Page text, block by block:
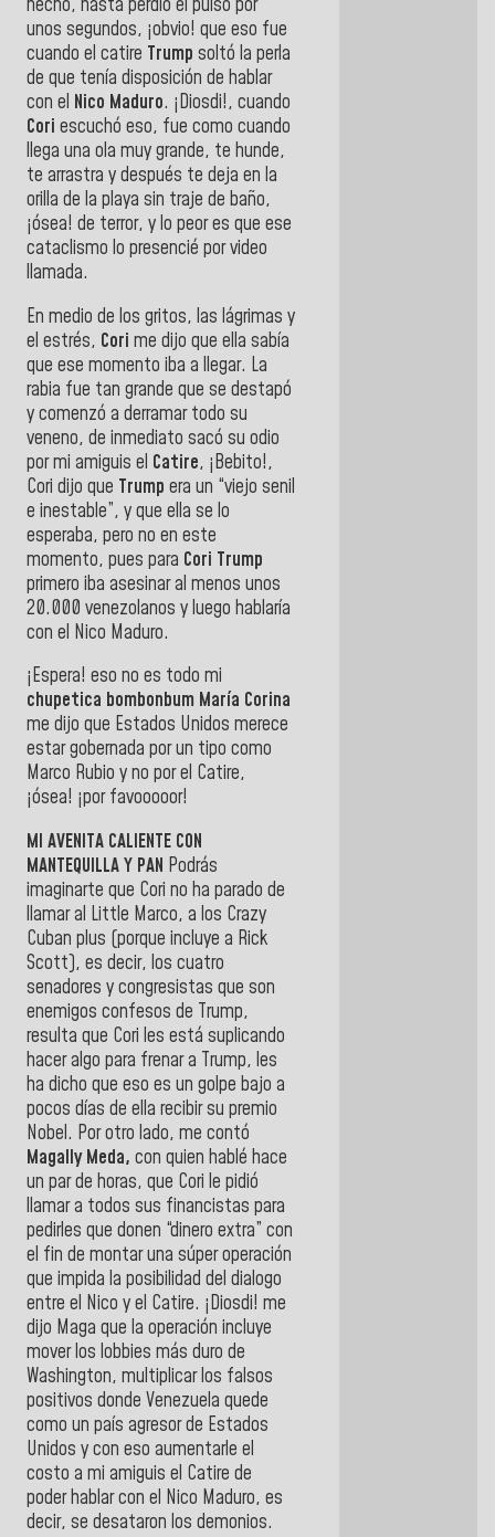
hecho, hasta perdió el pulso por
unos segundos, ¡obvio! que eso fue
cuando el catire Trump soltó la perla
de que tenía disposición de hablar
con el Nico Maduro. ¡Diosdi!, cuando
Cori escuchó eso, fue como cuando
llega una ola muy grande, te hunde,
te arrastra y después te deja en la
orilla de la playa sin traje de baño,
¡ósea! de terror, y lo peor es que ese
cataclismo lo presencié por video
llamada.
En medio de los gritos, las lágrimas y
el estrés, Cori me dijo que ella sabía
que ese momento iba a llegar. La
rabia fue tan grande que se destapó
y comenzó a derramar todo su
veneno, de inmediato sacó su odio
por mi amiguis el Catire, ¡Bebito!,
Cori dijo que Trump era un “viejo senil
e inestable”, y que ella se lo
esperaba, pero no en este
momento, pues para Cori Trump
primero iba asesinar al menos unos
20.000 venezolanos y luego hablaría
con el Nico Maduro.
¡Espera! eso no es todo mi
chupetica bombonbum María Corina
me dijo que Estados Unidos merece
estar gobernada por un tipo como
Marco Rubio y no por el Catire,
¡ósea! ¡por favooooor!
MI AVENITA CALIENTE CON
MANTEQUILLA Y PAN Podrás
imaginarte que Cori no ha parado de
llamar al Little Marco, a los Crazy
Cuban plus (porque incluye a Rick
Scott), es decir, los cuatro
senadores y congresistas que son
enemigos confesos de Trump,
resulta que Cori les está suplicando
hacer algo para frenar a Trump, les
ha dicho que eso es un golpe bajo a
pocos días de ella recibir su premio
Nobel. Por otro lado, me contó
Magally Meda, con quien hablé hace
un par de horas, que Cori le pidió
llamar a todos sus financistas para
pedirles que donen “dinero extra” con
el fin de montar una súper operación
que impida la posibilidad del dialogo
entre el Nico y el Catire. ¡Diosdi! me
dijo Maga que la operación incluye
mover los lobbies más duro de
Washington, multiplicar los falsos
positivos donde Venezuela quede
como un país agresor de Estados
Unidos y con eso aumentarle el
costo a mi amiguis el Catire de
poder hablar con el Nico Maduro, es
decir, se desataron los demonios.